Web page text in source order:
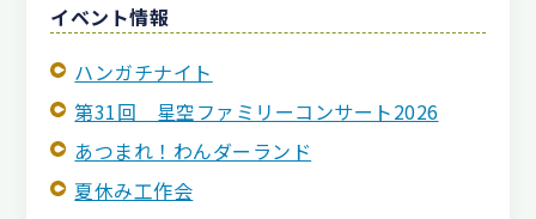
イベント情報
ハンガチナイト
第31回 星空ファミリーコンサート2026
あつまれ！わんダーランド
夏休み工作会